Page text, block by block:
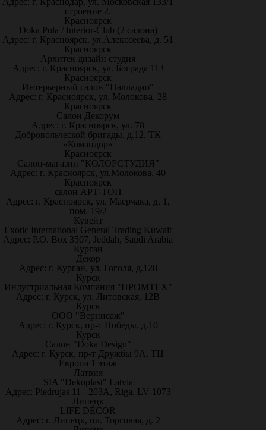
строение 2.
Красноярск
Doka Pola / Interior-Club (2 салона)
Адрес: г. Красноярск, ул.Алекссеева, д. 51
Красноярск
Архитек дизайн студия
Адрес: г. Красноярск, ул. Бограда 113
Красноярск
Интерьерный салон "Палладио"
Адрес: г. Красноярск, ул. Молокова, 28
Красноярск
Салон Декорум
Адрес: г. Красноярск, ул. 78
Добровольческой бригады, д.12, ТК
«Командор»
Красноярск
Салон-магазин "КОЛОРСТУДИЯ"
Адрес: г. Красноярск, ул.Молокова, 40
Красноярск
салон АРТ-ТОН
Адрес: г. Красноярск, ул. Маерчака, д. 1,
пом. 19/2
Кувейт
Exotic International General Trading Kuwait
Адрес: P.O. Box 3507, Jeddah, Saudi Arabia
Курган
Декор
Адрес: г. Курган, ул. Гоголя, д.128
Курск
Индустриальная Компания "ПРОМТЕХ"
Адрес: г. Курск, ул. Литовская, 12В
Курск
ООО "Вернисаж"
Адрес: г. Курск, пр-т Победы, д.10
Курск
Салон "Doka Design"
Адрес: г. Курск, пр-т Дружбы 9А, ТЦ
Европа 1 этаж
Латвия
SIA "Dekoplast" Latvia
Адрес: Piedrujas 11 - 203A, Riga, LV-1073
Липецк
LIFE DÉCOR
Адрес: г. Липецк, пл. Торговая, д. 2